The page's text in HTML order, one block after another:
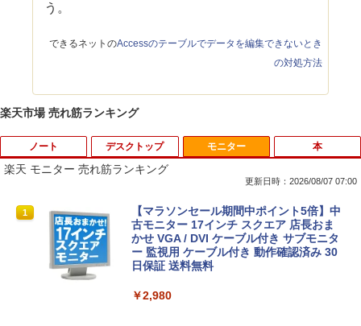
う。
できるネットのAccessのテーブルでデータを編集できないとき
の対処方法
楽天市場 売れ筋ランキング
ノート
1
タブレットPC Microsoft Surface Pro 5/
7+ 12.3インチ メモリ 8GB SSD256GB
第7世代Core-i5 2.6GHz 2K解像度 2736
x 1824 タッチパネル Office付き/カメラ/
HDMI / Windows 11 Pro 中古タブレット
ト WIFI Bluetooth
デスクトップ
1
ポイント10倍 中古パソコン デスクトッ
プパソコン Windows 11【Office付】
【Windows 11 Pro 64Bit搭載】DELL O
ptiplexシリーズ Core i5搭載/4G/新品SS
D 120GB/DVD-ROM/送料無料【オプショ
モニター
楽天 モニター 売れ筋ランキング
更新日時：2026/08/07 07:00
1
【マラソンセール期間中ポイント5倍】中
古モニター 17インチ スクエア 店長おま
かせ VGA / DVI ケーブル付き サブモニタ
ー 監視用 ケーブル付き 動作確認済み 30
日保証 送料無料
￥2,980
本